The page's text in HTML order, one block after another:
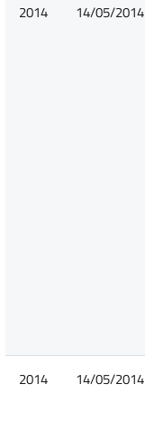
2014 14/05/2014
2014 14/05/2014